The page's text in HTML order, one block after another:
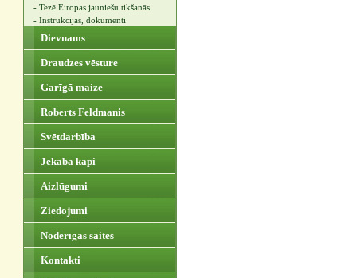
- Tezē Eiropas jauniešu tikšanās
- Instrukcijas, dokumenti
Dievnams
Draudzes vēsture
Garīgā maize
Roberts Feldmanis
Svētdarbība
Jēkaba kapi
Aizlūgumi
Ziedojumi
Noderīgas saites
Kontakti